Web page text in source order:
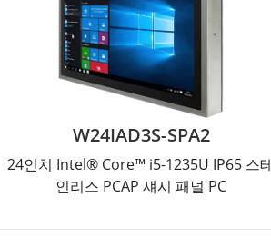
W24IAD3S-SPA2
24인치 Intel® Core™ i5-1235U IP65 스
인리스 PCAP 섀시 패널 PC